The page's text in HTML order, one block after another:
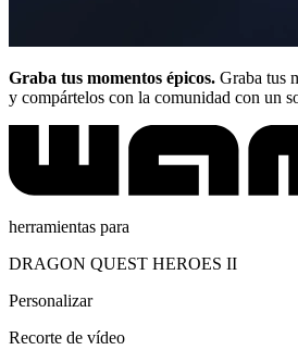
Graba tus momentos épicos. Graba tus
y compártelos con la comunidad con un
herramientas para
DRAGON QUEST HEROES II
Personalizar
Recorte de vídeo